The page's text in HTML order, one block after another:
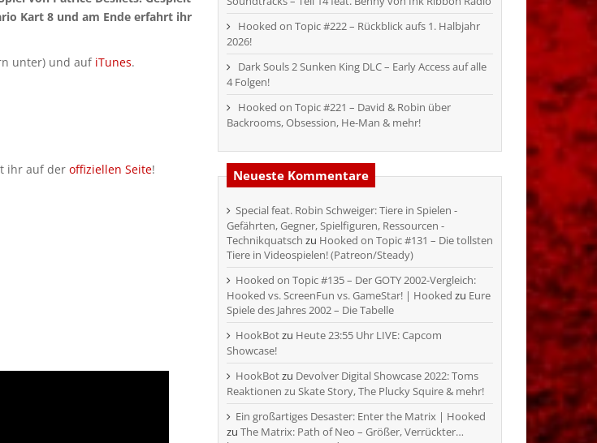
Kart 8 und am Ende erfahrt ihr
unter) und auf iTunes.
ihr auf der offiziellen Seite!
Hooked on Topic #222 – Rückblick aufs 1. Halbjahr
2026!
Dark Souls 2 Sunken King DLC – Early Access auf alle
4 Folgen!
Hooked on Topic #221 – David & Robin über
Backrooms, Obsession, He-Man & mehr!
Neueste Kommentare
Special feat. Robin Schweiger: Tiere in Spielen -
Gefährten, Gegner, Spielfiguren, Ressourcen -
Technikquatsch zu Hooked on Topic #131 – Die tollsten
Tiere in Videospielen! (Patreon/Steady)
Hooked on Topic #135 – Der GOTY 2002-Vergleich:
Hooked vs. ScreenFun vs. GameStar! | Hooked zu Eure
Spiele des Jahres 2002 – Die Tabelle
HookBotzu Heute 23:55 Uhr LIVE: Capcom
Showcase!
HookBotzu Devolver Digital Showcase 2022: Toms
Reaktionen zu Skate Story, The Plucky Squire & mehr!
Ein großartiges Desaster: Enter the Matrix | Hooked
zu The Matrix: Path of Neo – Größer, Verrückter…